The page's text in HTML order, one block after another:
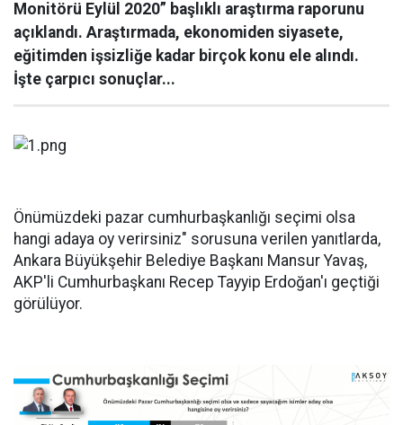
Monitörü Eylül 2020” başlıklı araştırma raporunu
açıklandı. Araştırmada, ekonomiden siyasete,
eğitimden işsizliğe kadar birçok konu ele alındı.
İşte çarpıcı sonuçlar...
Önümüzdeki pazar cumhurbaşkanlığı seçimi olsa
hangi adaya oy verirsiniz" sorusuna verilen yanıtlarda,
Ankara Büyükşehir Belediye Başkanı Mansur Yavaş,
AKP'li Cumhurbaşkanı Recep Tayyip Erdoğan'ı geçtiği
görülüyor.